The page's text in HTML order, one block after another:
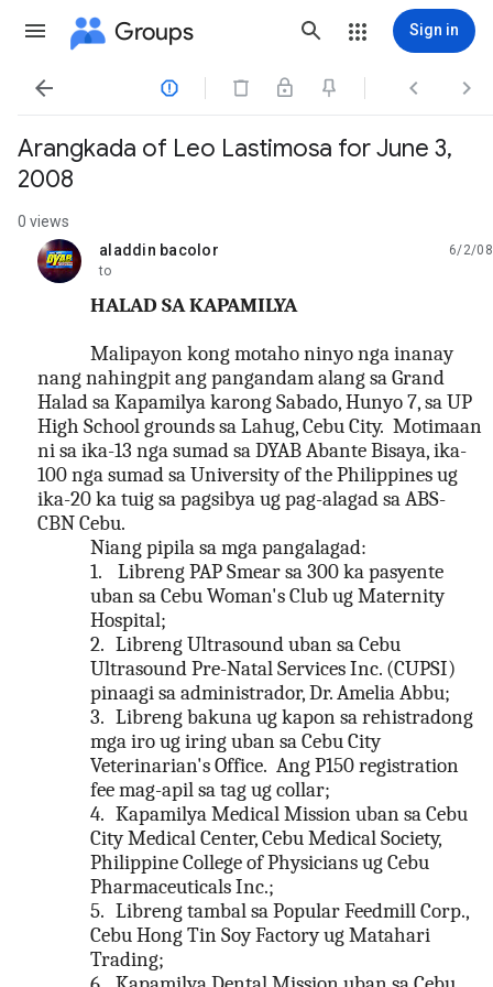
Groups Sign in
   
Arangkada of Leo Lastimosa for June 3,
2008
0 views
aladdin bacolor
unread,
6/2/08
to
HALAD SA KAPAMILYA
Malipayon kong motaho ninyo nga inanay
nang nahingpit ang pangandam alang sa Grand
Halad sa Kapamilya karong Sabado, Hunyo 7, sa UP
High School grounds sa Lahug, Cebu City. Motimaan
ni sa ika-13 nga sumad sa DYAB Abante Bisaya, ika-
100 nga sumad sa University of the Philippines ug
ika-20 ka tuig sa pagsibya ug pag-alagad sa ABS-
CBN Cebu.
Niang pipila sa mga pangalagad:
1.
LibrengPAP Smearsa 300 ka pasyente
uban sa Cebu Woman's Club ug Maternity
Hospital;
2. LibrengUltrasounduban sa Cebu
Ultrasound Pre-Natal Services Inc. (CUPSI)
pinaagi sa administrador,Dr. Amelia Abbu;
3. Librengbakuna ug kaponsa rehistradong
mga iro ug iring uban sa Cebu City
Veterinarian's Office. Ang P150 registration
fee mag-apil sa tag ug collar;
4. Kapamilya Medical Missionuban sa Cebu
City Medical Center, Cebu Medical Society,
Philippine College of Physicians ug Cebu
Pharmaceuticals Inc.;
5. Libreng tambal sa Popular Feedmill Corp.,
Cebu Hong Tin Soy Factory ug Matahari
Trading;